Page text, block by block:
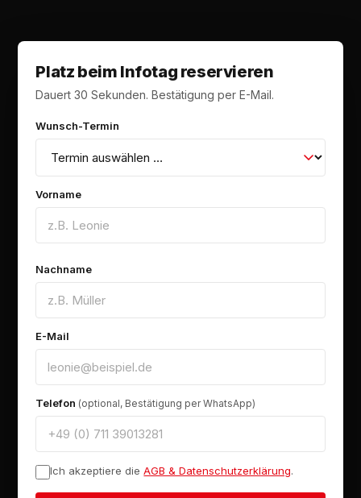
Platz beim Infotag reservieren
Dauert 30 Sekunden. Bestätigung per E-Mail.
Wunsch-Termin
Vorname
Nachname
E-Mail
Telefon (optional, Bestätigung per WhatsApp)
Ich akzeptiere die AGB & Datenschutzerklärung.